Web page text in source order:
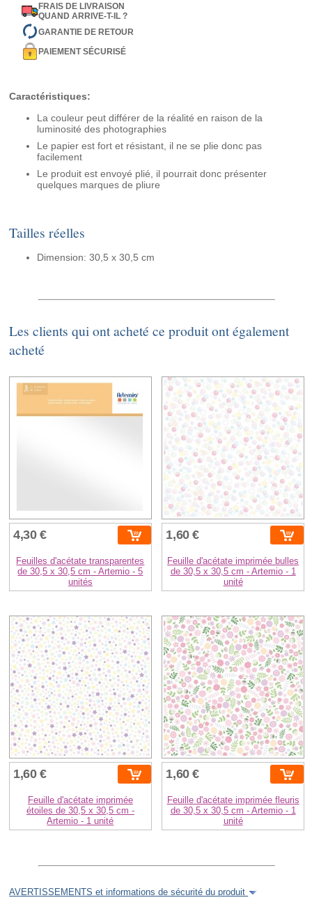
FRAIS DE LIVRAISON
QUAND ARRIVE-T-IL ?
GARANTIE DE RETOUR
PAIEMENT SÉCURISÉ
Caractéristiques:
La couleur peut différer de la réalité en raison de la
luminosité des photographies
Le papier est fort et résistant, il ne se plie donc pas
facilement
Le produit est envoyé plié, il pourrait donc présenter
quelques marques de pliure
Tailles réelles
Dimension: 30,5 x 30,5 cm
Les clients qui ont acheté ce produit ont également
acheté
4,30 €
Feuilles d'acétate transparentes
de 30,5 x 30,5 cm - Artemio - 5
unités
1,60 €
Feuille d'acétate imprimée bulles
de 30,5 x 30,5 cm - Artemio - 1
unité
1,60 €
Feuille d'acétate imprimée
étoiles de 30,5 x 30,5 cm -
Artemio - 1 unité
1,60 €
Feuille d'acétate imprimée fleuris
de 30,5 x 30,5 cm - Artemio - 1
unité
AVERTISSEMENTS et informations de sécurité du produit